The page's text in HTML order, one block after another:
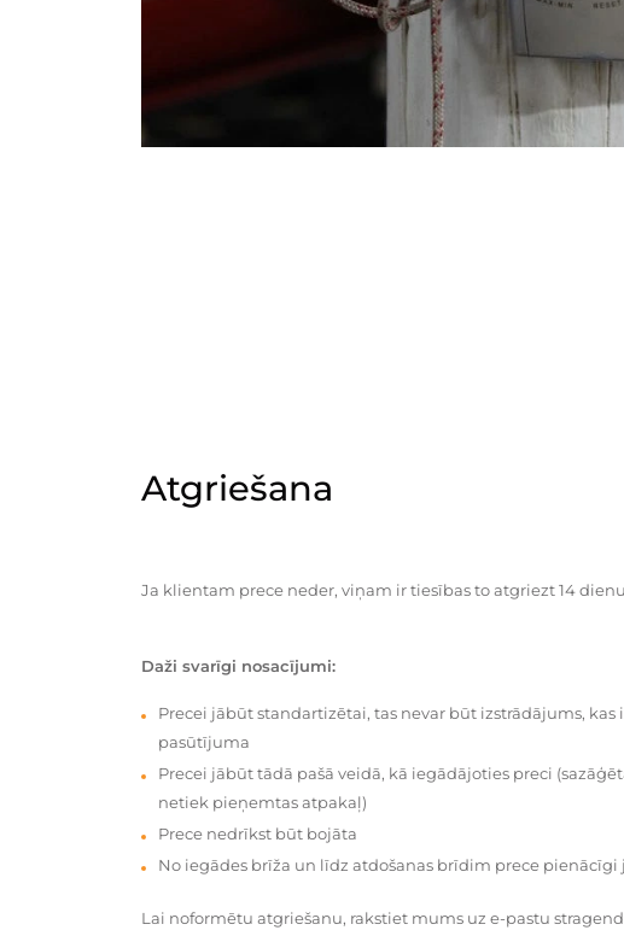
Atgriešana
Ja klientam prece neder, viņam ir tiesības to atgriezt 14
Daži svarīgi nosacījumi:
Precei jābūt standartizētai, tas nevar būt izstrādājums, kas
pasūtījuma
Precei jābūt tādā pašā veidā, kā iegādājoties preci
netiek pieņemtas atpakaļ)
Prece nedrīkst būt bojāta
No iegādes brīža un līdz atdošanas brīdim prece pienācīgi
Lai noformētu atgriešanu, rakstiet mums uz e-pastu